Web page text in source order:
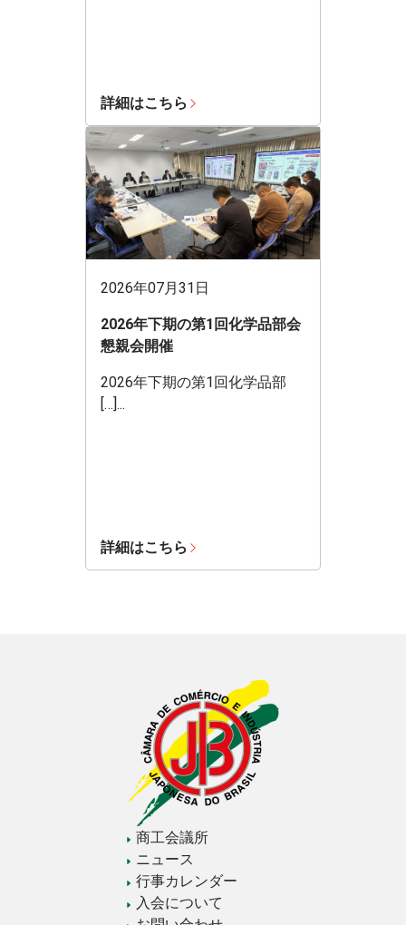
詳細はこちら
2026年07月31日
2026年下期の第1回化学品部会
懇親会開催
2026年下期の第1回化学品部
[…]...
詳細はこちら
商工会議所
ニュース
行事カレンダー
入会について